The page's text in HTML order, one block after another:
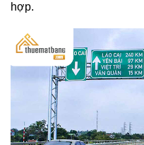
hợp.